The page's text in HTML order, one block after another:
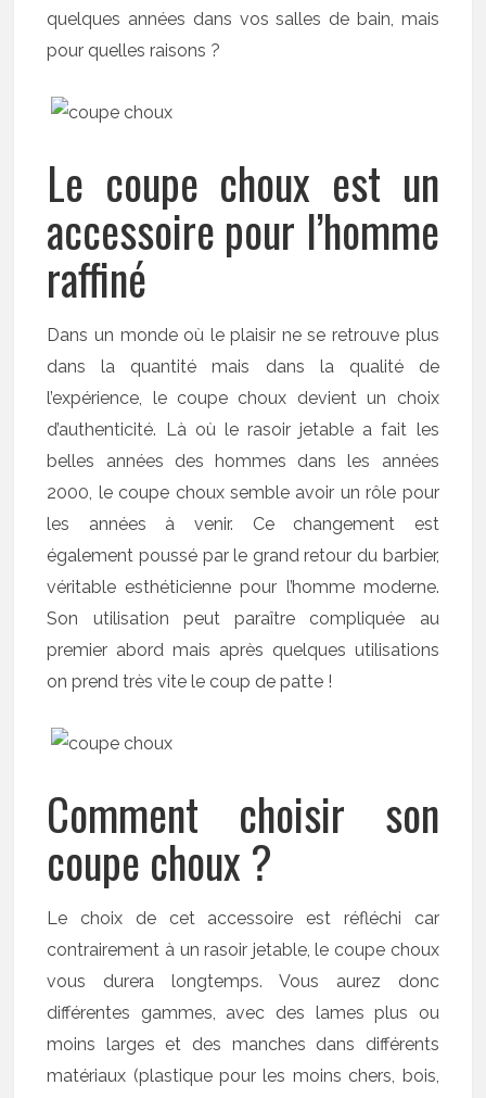
quelques années dans vos salles de bain, mais
pour quelles raisons ?
Le coupe choux est un
accessoire pour l’homme
raffiné
Dans un monde où le plaisir ne se retrouve plus
dans la quantité mais dans la qualité de
l’expérience, le coupe choux devient un choix
d’authenticité. Là où le rasoir jetable a fait les
belles années des hommes dans les années
2000, le coupe choux semble avoir un rôle pour
les années à venir. Ce changement est
également poussé par le grand retour du barbier,
véritable esthéticienne pour l’homme moderne.
Son utilisation peut paraître compliquée au
premier abord mais après quelques utilisations
on prend très vite le coup de patte !
Comment choisir son
coupe choux ?
Le choix de cet accessoire est réfléchi car
contrairement à un rasoir jetable, le coupe choux
vous durera longtemps. Vous aurez donc
différentes gammes, avec des lames plus ou
moins larges et des manches dans différents
matériaux (plastique pour les moins chers, bois,